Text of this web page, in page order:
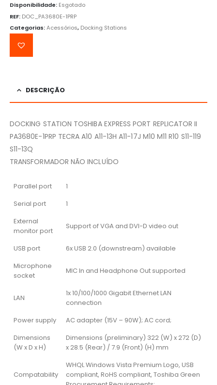
Disponibilidade: Esgotado
REF: DOC_PA3680E-1PRP
Categorias:Acessórios, Docking Stations
DESCRIÇÃO
DOCKING STATION TOSHIBA EXPRESS PORT REPLICATOR II
PA3680E-1PRP TECRA A10 A11-13H A11-17J M10 M11 R10 S11-119
S11-13Q
TRANSFORMADOR NÃO INCLUÍDO
Parallel port
1
Serial port
1
External
monitor port
Support of VGA and DVI-D video out
USB port
6x USB 2.0 (downstream) available
Microphone
socket
MIC In and Headphone Out supported
LAN
1x 10/100/1000 Gigabit Ethernet LAN
connection
Power supply
AC adapter (15V – 90W); AC cord;
Dimensions
(W x D x H)
Dimensions (preliminary) 322 (W) x 272 (D)
x 28.5 (Rear) / 7.9 (Front) (H) mm
Compatability
WHQL Windows Vista Premium Logo, USB
compliant, RoHS compliant, Toshiba Green